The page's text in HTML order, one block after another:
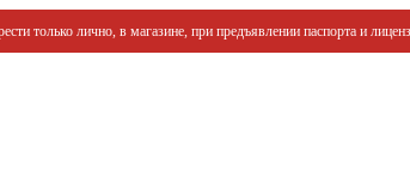
только лично, в магазине, при предъявлении паспорта и